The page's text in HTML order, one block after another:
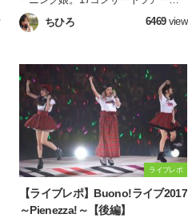
春〜THE INSPIRATION !〜」に行って
きました！！！ 今回は中でも印象的
ちひろ 6469view
ライブレポ
【ライブレポ】Buono!ライブ2017
～Pienezza!～【後編】